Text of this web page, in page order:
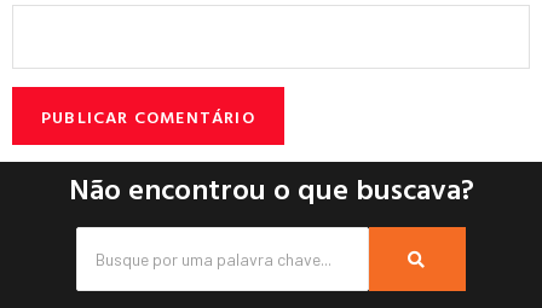
Não encontrou o que buscava?